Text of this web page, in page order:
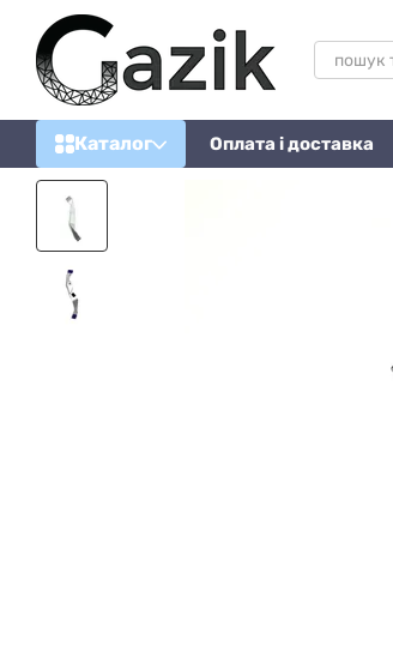
Перейти до основного контенту
Каталог Оплата і доставка